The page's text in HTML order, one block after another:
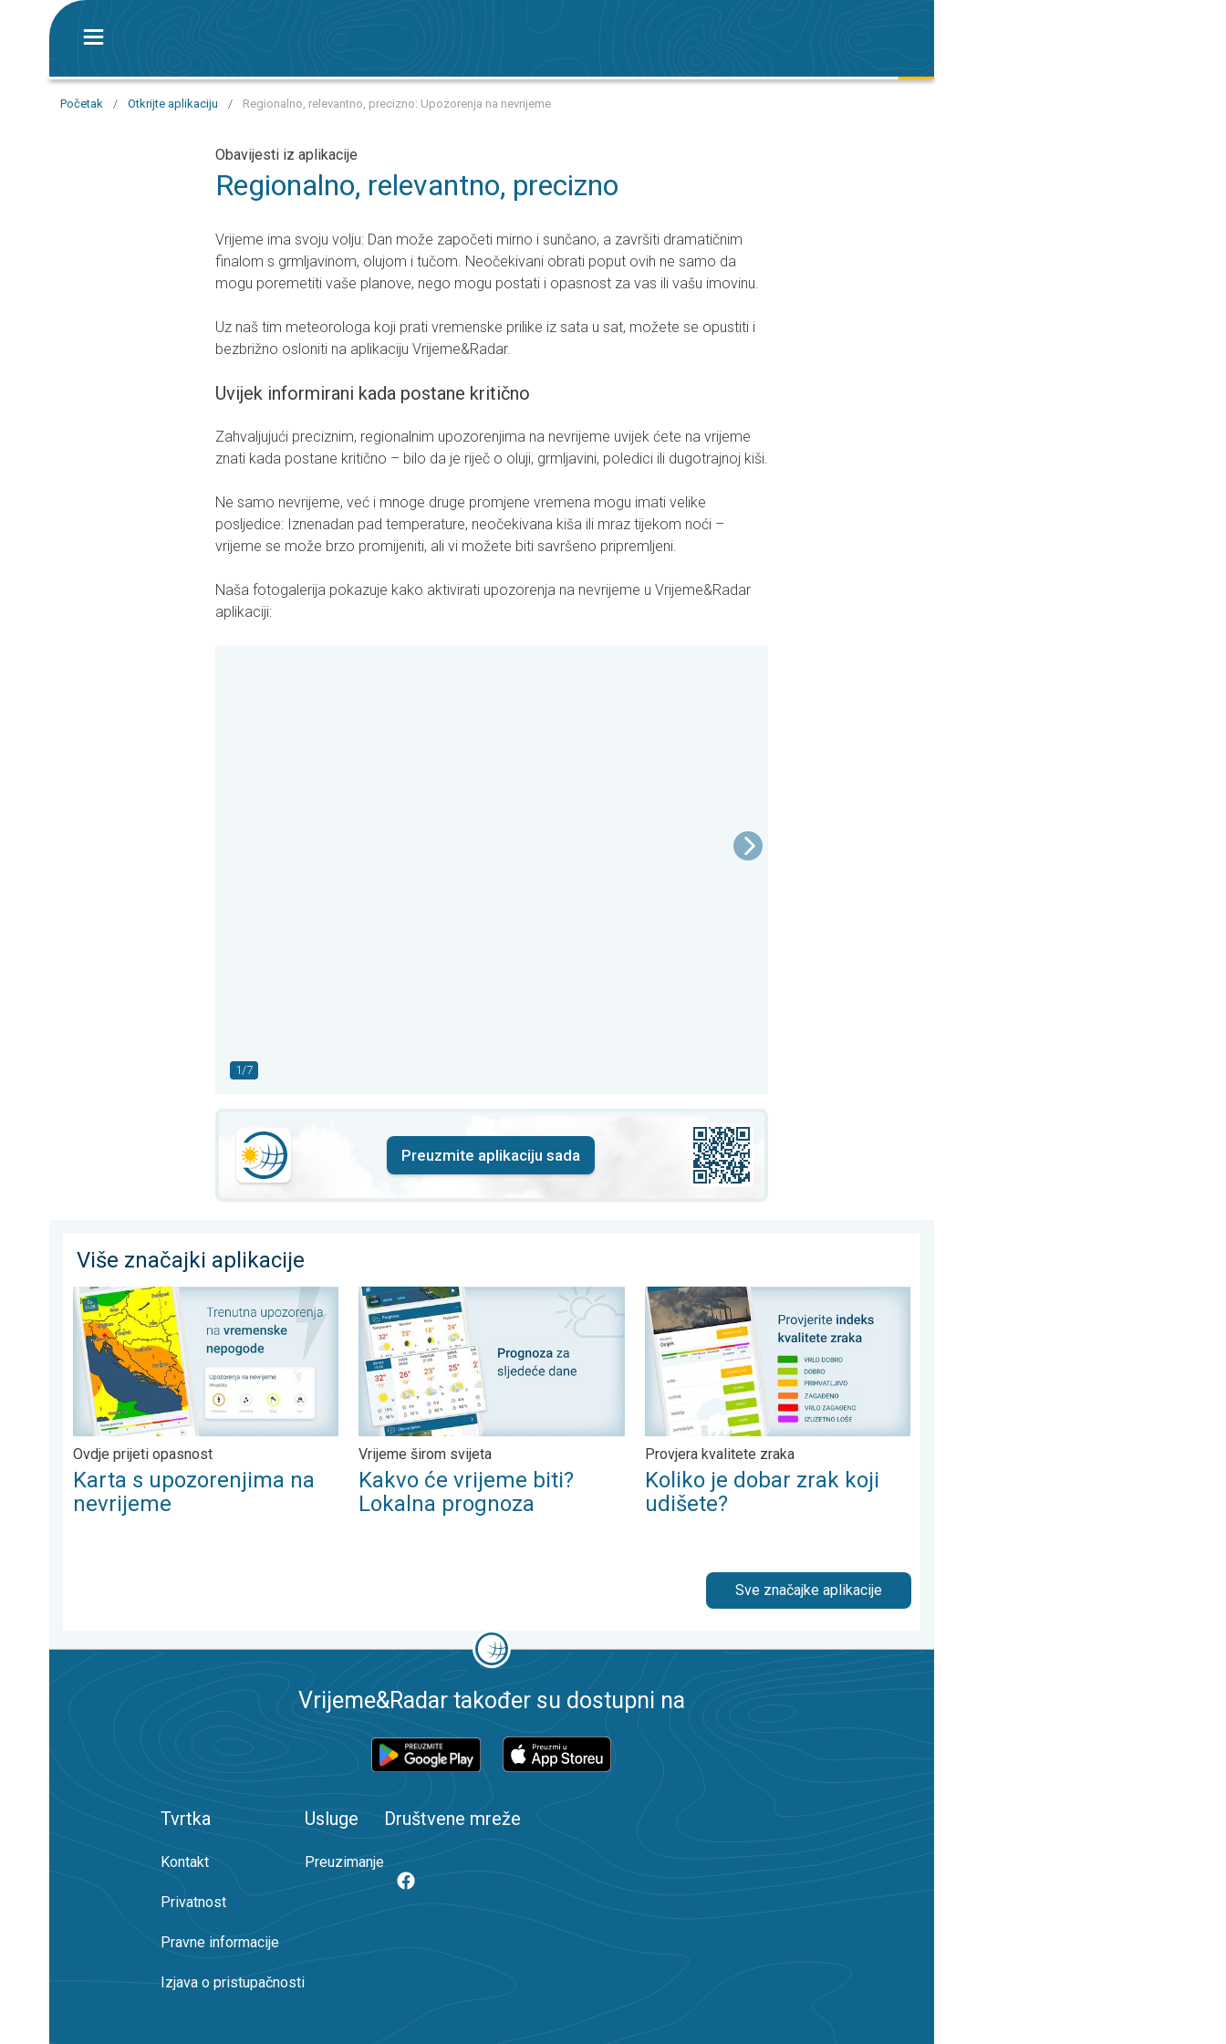
Početak / Otkrijte aplikaciju / Regionalno, relevantno, precizno: Upozorenja na nevrijeme
Obavijesti iz aplikacije
Regionalno, relevantno, precizno
Vrijeme ima svoju volju: Dan može započeti mirno i sunčano, a završiti dramatičnim
finalom s grmljavinom, olujom i tučom. Neočekivani obrati poput ovih ne samo da
mogu poremetiti vaše planove, nego mogu postati i opasnost za vas ili vašu imovinu.
Uz naš tim meteorologa koji prati vremenske prilike iz sata u sat, možete se opustiti i
bezbrižno osloniti na aplikaciju Vrijeme&Radar.
Uvijek informirani kada postane kritično
Zahvaljujući preciznim, regionalnim upozorenjima na nevrijeme uvijek ćete na vrijeme
znati kada postane kritično – bilo da je riječ o oluji, grmljavini, poledici ili dugotrajnoj kiši.
Ne samo nevrijeme, već i mnoge druge promjene vremena mogu imati velike
posljedice: Iznenadan pad temperature, neočekivana kiša ili mraz tijekom noći –
vrijeme se može brzo promijeniti, ali vi možete biti savršeno pripremljeni.
Naša fotogalerija pokazuje kako aktivirati upozorenja na nevrijeme u Vrijeme&Radar
aplikaciji:
1/7
Preuzmite aplikaciju sada
Više značajki aplikacije
Karta s upozorenjima na nevrijeme. Ovdje prijeti opasnost. . .
Ovdje prijeti opasnost
Karta s upozorenjima na
nevrijeme
Kakvo će vrijeme biti? Lokalna prognoza. Vrijeme širom svijeta. . .
Vrijeme širom svijeta
Kakvo će vrijeme biti?
Lokalna prognoza
Koliko je dobar zrak koji udišete?. Provjera kvalitete zraka. . .
Provjera kvalitete zraka
Koliko je dobar zrak koji
udišete?
Sve značajke aplikacije
Vrijeme&Radar također su dostupni na
Tvrtka
Kontakt
Privatnost
Pravne informacije
Izjava o pristupačnosti
Usluge
Preuzimanje
Društvene mreže